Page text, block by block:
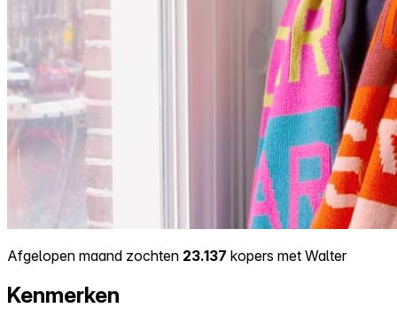
Afgelopen maand zochten 23.137 kopers met Walter
Kenmerken